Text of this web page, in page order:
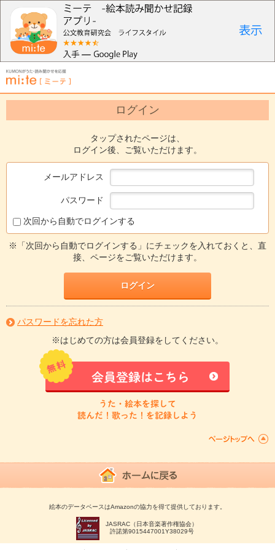
ログイン
タップされたページは、
ログイン後、ご覧いただけます。
メールアドレス
パスワード
次回から自動でログインする
※「次回から自動でログインする」にチェックを入れておくと、直
接、ページをご覧いただけます。
ログイン
パスワードを忘れた方
※はじめての方は会員登録をしてください。
会員登録はこちら
うた・絵本を探して
読んだ！歌った！を記録しよう
絵本のデータベースはAmazonの協力を得て提供しております。
JASRAC（日本音楽著作権協会）
許諾第9015447001Y38029号